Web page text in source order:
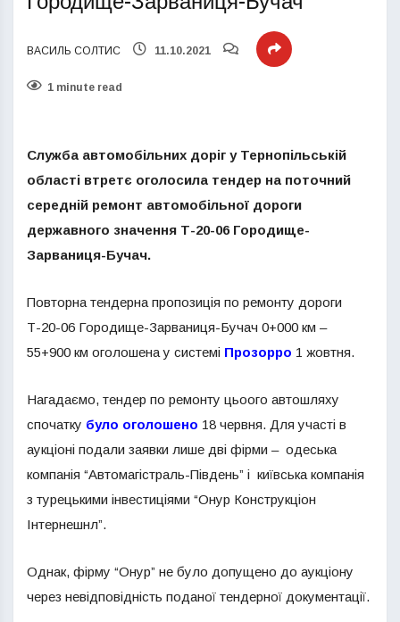
ВАСИЛЬ СОЛТИС 11.10.2021
1 minute read
Служба автомобільних доріг у Тернопільській
області втретє оголосила тендер на поточний
середній ремонт автомобільної дороги
державного значення Т-20-06 Городище-
Зарваниця-Бучач.
Повторна тендерна пропозиція по ремонту дороги
Т-20-06 Городище-Зарваниця-Бучач 0+000 км –
55+900 км оголошена у системі Прозорро 1 жовтня.
Нагадаємо, тендер по ремонту цьоого автошляху
спочатку було оголошено 18 червня. Для участі в
аукціоні подали заявки лише дві фірми – одеська
компанія “Автомагістраль-Південь” і київська компанія
з турецькими інвестиціями “Онур Конструкціон
Інтернешнл”.
Однак, фірму “Онур” не було допущено до аукціону
через невідповідність поданої тендерної документації.